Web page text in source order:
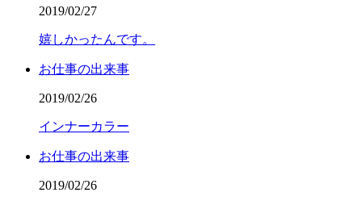
2019/02/27
嬉しかったんです。
お仕事の出来事
2019/02/26
インナーカラー
お仕事の出来事
2019/02/26